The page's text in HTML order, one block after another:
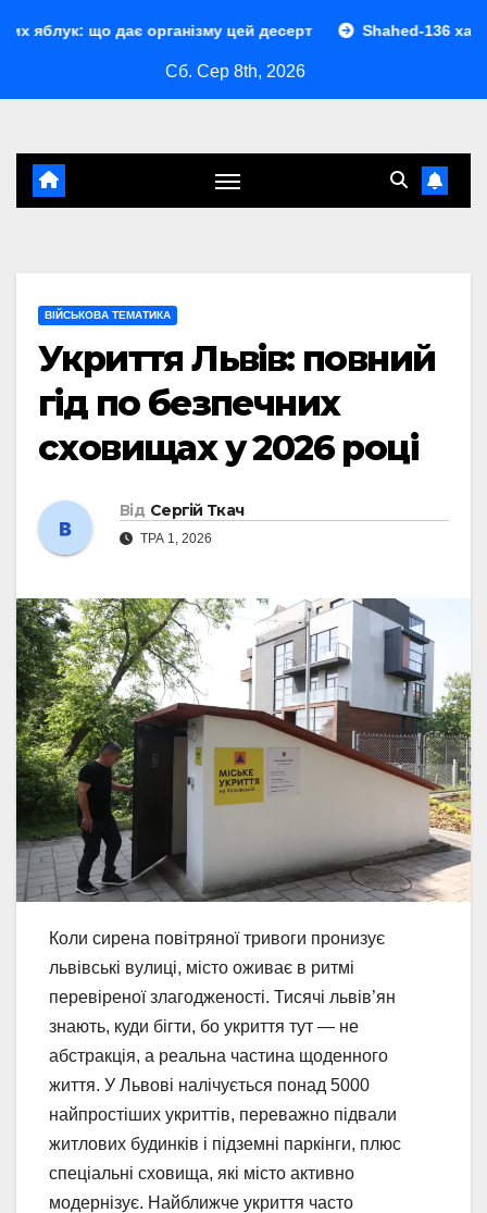
організму цей десерт Shahed-136 характеристики:
Сб. Сер 8th, 2026
ВІЙСЬКОВА ТЕМАТИКА
Укриття Львів: повний
гід по безпечних
сховищах у 2026 році
Від Сергій Ткач
ТРА 1, 2026
Коли сирена повітряної тривоги пронизує
львівські вулиці, місто оживає в ритмі
перевіреної злагодженості. Тисячі львів’ян
знають, куди бігти, бо укриття тут — не
абстракція, а реальна частина щоденного
життя. У Львові налічується понад 5000
найпростіших укриттів, переважно підвали
житлових будинків і підземні паркінги, плюс
спеціальні сховища, які місто активно
модернізує. Найближче укриття часто